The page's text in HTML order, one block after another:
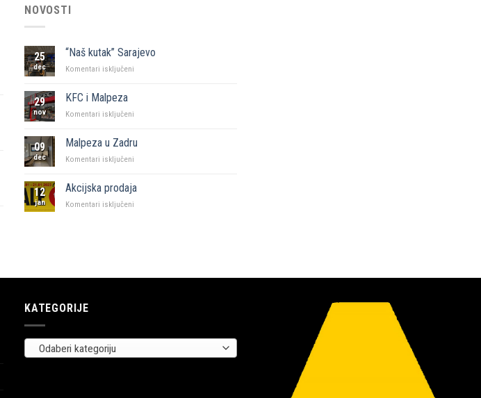
NOVOSTI
25
dec
“Naš kutak” Sarajevo
Komentari isključeni
29
nov
KFC i Malpeza
Komentari isključeni
Malpeza
09
dec
Malpeza u Zadru
Komentari isključeni
Zadru
12
jan
Akcijska prodaja
Komentari isključeni
KATEGORIJE
Odaberi kategoriju